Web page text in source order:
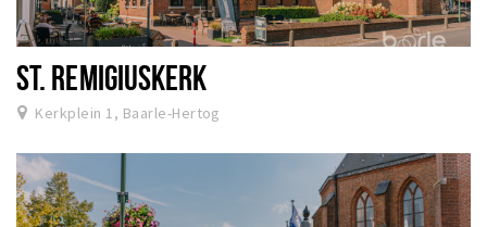
ST. REMIGIUSKERK
Kerkplein 1, Baarle-Hertog